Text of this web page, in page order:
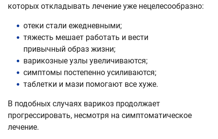
которых откладывать лечение уже нецелесообразно:
отеки стали ежедневными;
тяжесть мешает работать и вести
привычный образ жизни;
варикозные узлы увеличиваются;
симптомы постепенно усиливаются;
таблетки и мази помогают все хуже.
В подобных случаях варикоз продолжает
прогрессировать, несмотря на симптоматическое
лечение.